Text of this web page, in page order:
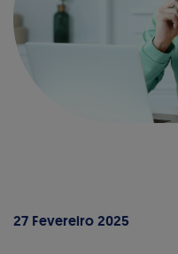
27 Fevereiro 2025